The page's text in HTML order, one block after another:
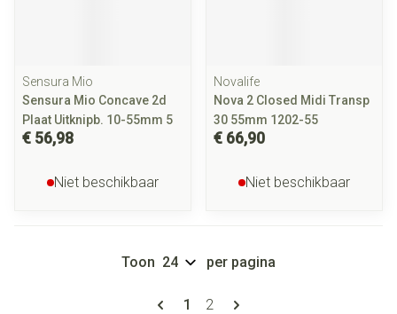
Sensura Mio
Sensura Mio Concave 2d
Plaat Uitknipb. 10-55mm 5
€ 56,98
Niet beschikbaar
Novalife
Nova 2 Closed Midi Transp
30 55mm 1202-55
€ 66,90
Niet beschikbaar
Pagina's
U lees momenteel pagina
1 Pagina
2
Toon per pagina